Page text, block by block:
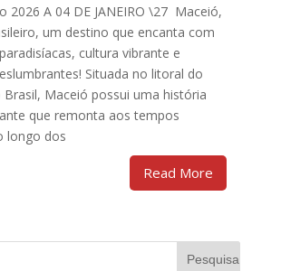
2026 A 04 DE JANEIRO \27 Maceió,
um destino que encanta com
cultura vibrante e
Situada no litoral do
Maceió possui uma história
que remonta aos tempos
longo dos
Read More